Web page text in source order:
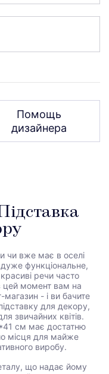
Помощь
дизайнера
чи вже має в оселі
функціональне,
речи часто
цей момент вам на
- і ви бачите
для декору,
звичайних квітів.
см має достатню
місця для майже
виробу.
що надає йому